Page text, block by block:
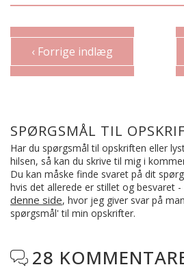
‹ Forrige indlæg
SPØRGSMÅL TIL
Har du spørgsmål til opskriften eller
hilsen, så kan du skrive til mig i
Du kan måske finde svaret på dit
hvis det allerede er stillet og besvaret -
denne side, hvor jeg giver svar på
spørgsmål' til min opskrifter.
 28